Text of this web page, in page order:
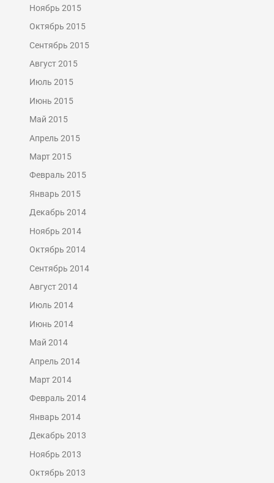
Ноябрь 2015
Октябрь 2015
Сентябрь 2015
Август 2015
Июль 2015
Июнь 2015
Май 2015
Апрель 2015
Март 2015
Февраль 2015
Январь 2015
Декабрь 2014
Ноябрь 2014
Октябрь 2014
Сентябрь 2014
Август 2014
Июль 2014
Июнь 2014
Май 2014
Апрель 2014
Март 2014
Февраль 2014
Январь 2014
Декабрь 2013
Ноябрь 2013
Октябрь 2013